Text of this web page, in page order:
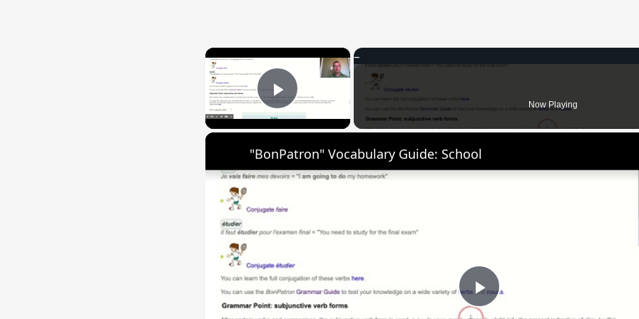
×
Play Video Now Playing
Play
"BonPatron" Vocabulary Guide: School